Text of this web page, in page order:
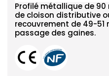
Profilé métallique de
de cloison distributive
recouvrement de 49-
passage des gaines.